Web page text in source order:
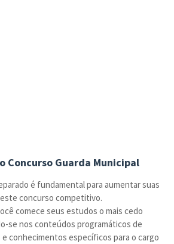
Concurso Guarda Municipal
é fundamental para aumentar suas
concurso competitivo.
comece seus estudos o mais cedo
se nos conteúdos programáticos de
conhecimentos específicos para o cargo